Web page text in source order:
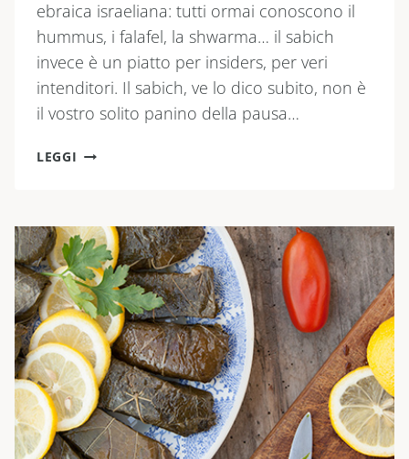
ebraica israeliana: tutti ormai conoscono il
hummus, i falafel, la shwarma… il sabich
invece è un piatto per insiders, per veri
intenditori. Il sabich, ve lo dico subito, non è
il vostro solito panino della pausa…
LEGGI SABICH